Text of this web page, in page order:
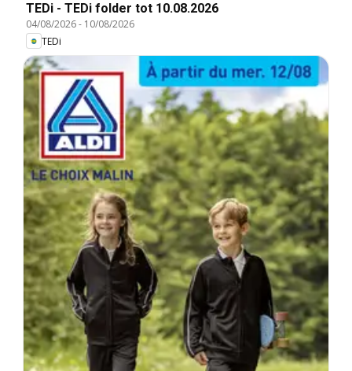
TEDi - TEDi folder tot 10.08.2026
04/08/2026- 10/08/2026
TEDi